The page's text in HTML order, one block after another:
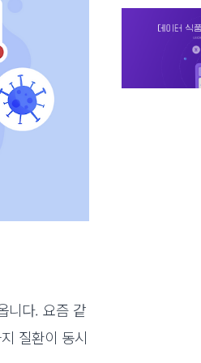
니다. 요즘 같
질환이 동시